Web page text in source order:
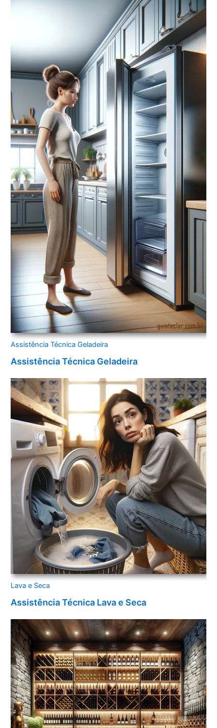
Assistência Técnica Geladeira
Assistência Técnica Geladeira
Lava e Seca
Assistência Técnica Lava e Seca